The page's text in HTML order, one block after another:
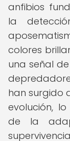
anfibios
la
colores
una señal
han surgido
evolución,
de la